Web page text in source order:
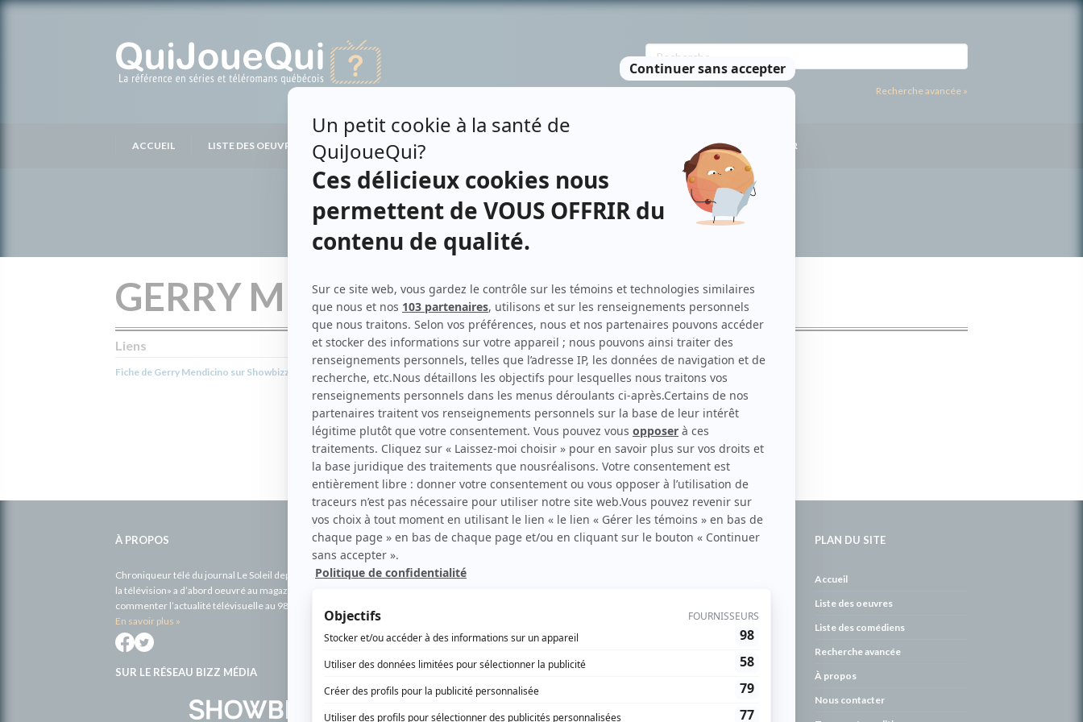
Recherche avancée »
ACCUEIL LISTE DES OEUVRES LISTE DES PERSONNES NOUS CONTACTER
GERRY MENDICINO
Liens
Fiche de Gerry Mendicino sur Showbizz.net
Personnages
Il Duce Canadese – Le Mussolini canadien (Cederna)
Le dernier chapitre : La vengeance(Don Rizzi
À PROPOS
Chroniqueur télé du journal Le Soleil depuis 2001, Richard Therrien carbure à son petit écran. Celui qu’on surnomme parfois «l’encyclopédie de
la télévision» a d’abord oeuvré au magazine TV Hebdo de 1996 à 2001. Sa spécialité: la télé québécoise. On peut l’entendre régulièrement
commenter l’actualité télévisuelle au 98,5.
En savoir plus »
SUR LE RÉSEAU BIZZ MÉDIA
PLAN DU SITE
Accueil
Liste des oeuvres
Liste des comédiens
Recherche avancée
À propos
Nous contacter